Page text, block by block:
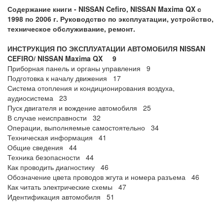
Содержание книги - NISSAN Cefiro, NISSAN Maxima QX с
1998 по 2006 г. Руководство по эксплуатации, устройство,
техническое обслуживание, ремонт.
ИНСТРУКЦИЯ ПО ЭКСПЛУАТАЦИИ АВТОМОБИЛЯ NISSAN
CEFIRO/ NISSAN Maxima QX 9
Приборная панель и органы управления 9
Подготовка к началу движения 17
Система отопления и кондиционирования воздуха,
аудиосистема 23
Пуск двигателя и вождение автомобиля 25
В случае неисправности 32
Операции, выполняемые самостоятельно 34
Техническая информация 41
Общие сведения 44
Техника безопасности 44
Как проводить диагностику 46
Обозначение цвета проводов жгута и номера разъема 46
Как читать электрические схемы 47
Идентификация автомобиля 51